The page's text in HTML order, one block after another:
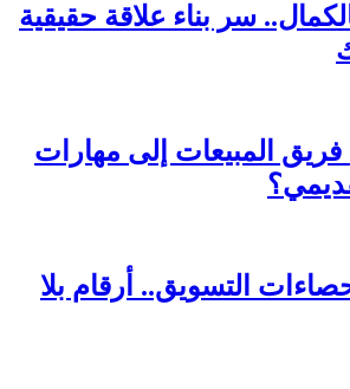
سر بناء علاقة حقيقية
فريق المبيعات إلى مهارات
إحصاءات التسويق.. أرقام بلا